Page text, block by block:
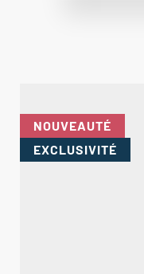
NOUVEAUTÉ
EXCLUSIVITÉ